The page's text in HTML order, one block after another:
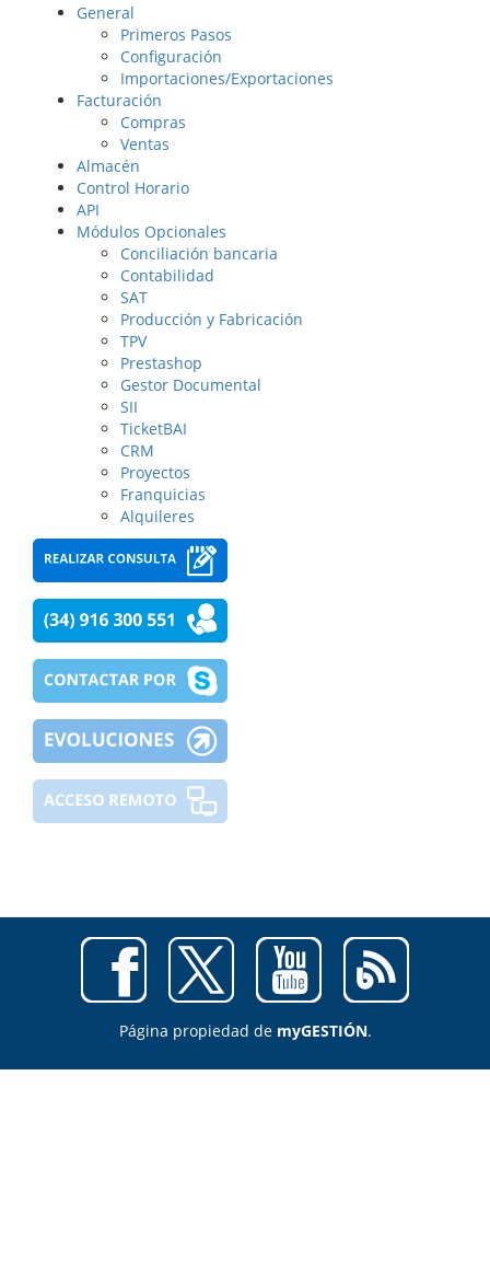
General
Primeros Pasos
Configuración
Importaciones/Exportaciones
Facturación
Compras
Ventas
Almacén
Control Horario
API
Módulos Opcionales
Conciliación bancaria
Contabilidad
SAT
Producción y Fabricación
TPV
Prestashop
Gestor Documental
SII
TicketBAI
CRM
Proyectos
Franquicias
Alquileres
Página propiedad de myGESTIÓN.